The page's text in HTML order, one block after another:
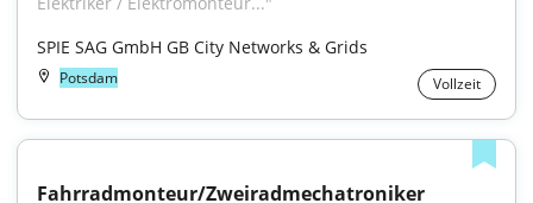
SPIE SAG GmbH GB City Networks & Grids
Potsdam Vollzeit
Fahrradmonteur/Zweiradmechatroniker